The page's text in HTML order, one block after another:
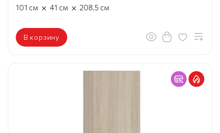
101 см × 41 см × 208.5 см
В корзину